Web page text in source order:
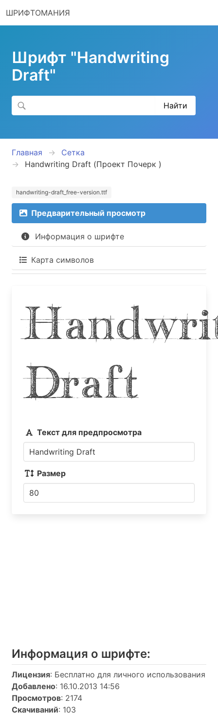
ШРИФТОМАНИЯ
Шрифт "Handwriting
Draft"
Главная
Сетка
Handwriting Draft (Проект Почерк )
handwriting-draft_free-version.ttf
Предварительный просмотр
Информация о шрифте
Карта символов
Draft
Текст для предпросмотра
Размер
Информация о шрифтe:
Лицензия: Бесплатно для личного использования
Добавлено: 16.10.2013 14:56
Просмотров: 2174
Скачиваний: 103